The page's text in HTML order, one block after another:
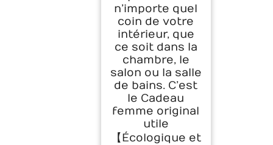
n’importe quel
coin de votre
intérieur, que
ce soit dans la
chambre, le
salon ou la salle
de bains. C’est
le Cadeau
femme original
utile
【Écologique et